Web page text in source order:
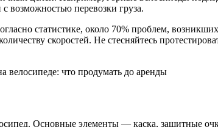
возможностью перевозки груза.
статистике, около 70% проблем,
скоростей. Не стесняйтесь
Основные элементы — каска, защитные